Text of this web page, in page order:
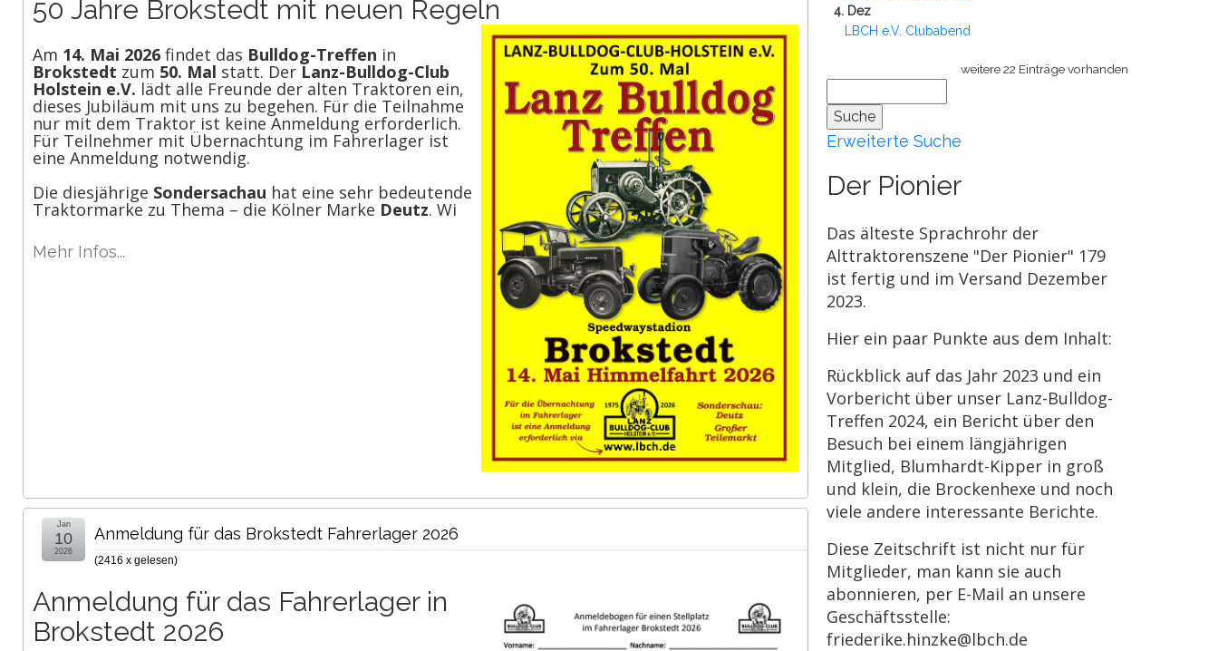
50 Jahre Brokstedt mit neuen Regeln
Am 14. Mai 2026 findet das Bulldog-Treffen in
Brokstedt zum 50. Mal statt. Der Lanz-Bulldog-Club
Holstein e.V. lädt alle Freunde der alten Traktoren ein,
dieses Jubiläum mit uns zu begehen. Für die Teilnahme
nur mit dem Traktor ist keine Anmeldung erforderlich.
Für Teilnehmer mit Übernachtung im Fahrerlager ist
eine Anmeldung notwendig.
Die diesjährige Sondersachau hat eine sehr bedeutende
Traktormarke zu Thema – die Kölner Marke Deutz. Wi
Mehr Infos...
Anmeldung für das Brokstedt Fahrerlager 2026
(2416 x gelesen)
Jan
10
2026
Anmeldung für das Fahrerlager in
Brokstedt 2026
4. Dez
LBCH e.V. Clubabend
weitere 22 Einträge vorhanden
Erweiterte Suche
Der Pionier
Das älteste Sprachrohr der
Alttraktorenszene "Der Pionier" 179
ist fertig und im Versand Dezember
2023.
Hier ein paar Punkte aus dem Inhalt:
Rückblick auf das Jahr 2023 und ein
Vorbericht über unser Lanz-Bulldog-
Treffen 2024, ein Bericht über den
Besuch bei einem längjährigen
Mitglied, Blumhardt-Kipper in groß
und klein, die Brockenhexe und noch
viele andere interessante Berichte.
Diese Zeitschrift ist nicht nur für
Mitglieder, man kann sie auch
abonnieren, per E-Mail an unsere
Geschäftsstelle:
friederike.hinzke@lbch.de